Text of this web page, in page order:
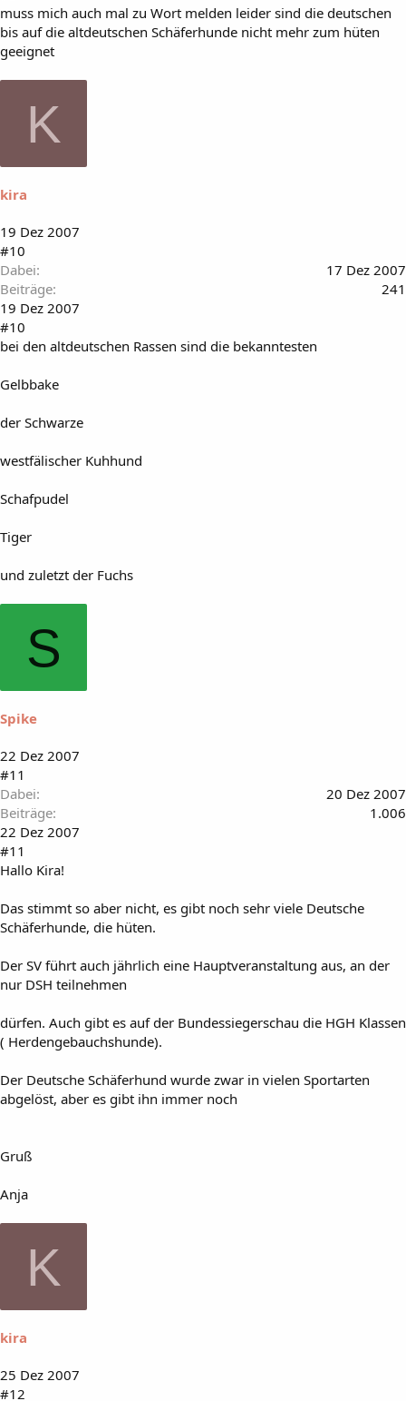
muss mich auch mal zu Wort melden leider sind die deutschen
bis auf die altdeutschen Schäferhunde nicht mehr zum hüten
geeignet
K
kira
19 Dez 2007
#10
Dabei
17 Dez 2007
Beiträge
241
19 Dez 2007
#10
bei den altdeutschen Rassen sind die bekanntesten
Gelbbake
der Schwarze
westfälischer Kuhhund
Schafpudel
Tiger
und zuletzt der Fuchs
S
Spike
22 Dez 2007
#11
Dabei
20 Dez 2007
Beiträge
1.006
22 Dez 2007
#11
Hallo Kira!
Das stimmt so aber nicht, es gibt noch sehr viele Deutsche
Schäferhunde, die hüten.
Der SV führt auch jährlich eine Hauptveranstaltung aus, an der
nur DSH teilnehmen
dürfen. Auch gibt es auf der Bundessiegerschau die HGH Klassen
( Herdengebauchshunde).
Der Deutsche Schäferhund wurde zwar in vielen Sportarten
abgelöst, aber es gibt ihn immer noch
Gruß
Anja
K
kira
25 Dez 2007
#12